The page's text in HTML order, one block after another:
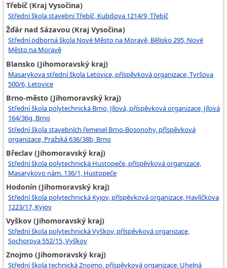
Třebíč (Kraj Vysočina)
Střední škola stavební Třebíč, Kubišova 1214/9, Třebíč
Žďár nad Sázavou (Kraj Vysočina)
Střední odborná škola Nové Město na Moravě, Bělisko 295, Nové
Město na Moravě
Blansko (Jihomoravský kraj)
Masarykova střední škola Letovice, příspěvková organizace, Tyršova
500/6, Letovice
Brno-město (Jihomoravský kraj)
Střední škola polytechnická Brno, Jílová, příspěvková organizace, Jílová
164/36g, Brno
Střední škola stavebních řemesel Brno-Bosonohy, příspěvková
organizace, Pražská 636/38b, Brno
Břeclav (Jihomoravský kraj)
Střední škola polytechnická Hustopeče, příspěvková organizace,
Masarykovo nám. 136/1, Hustopeče
Hodonín (Jihomoravský kraj)
Střední škola polytechnická Kyjov, příspěvková organizace, Havlíčkova
1223/17, Kyjov
Vyškov (Jihomoravský kraj)
Střední škola polytechnická Vyškov, příspěvková organizace,
Sochorova 552/15, Vyškov
Znojmo (Jihomoravský kraj)
Střední škola technická Znojmo, příspěvková organizace, Uhelná